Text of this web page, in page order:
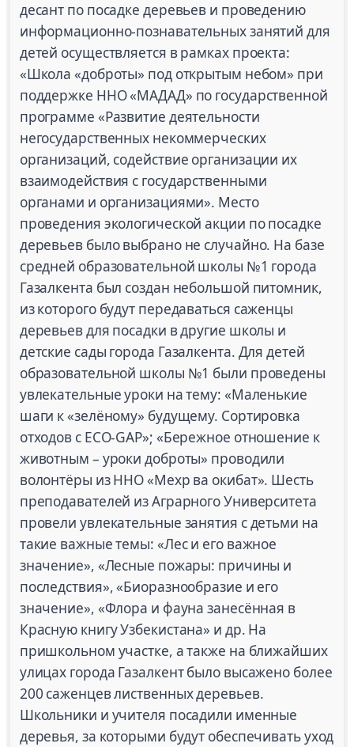
десант по посадке деревьев и проведению
информационно-познавательных занятий для
детей осуществляется в рамках проекта:
«Школа «доброты» под открытым небом» при
поддержке ННО «МАДАД» по государственной
программе «Развитие деятельности
негосударственных некоммерческих
организаций, содействие организации их
взаимодействия с государственными
органами и организациями». Место
проведения экологической акции по посадке
деревьев было выбрано не случайно. На базе
средней образовательной школы №1 города
Газалкента был создан небольшой питомник,
из которого будут передаваться саженцы
деревьев для посадки в другие школы и
детские сады города Газалкента. Для детей
образовательной школы №1 были проведены
увлекательные уроки на тему: «Маленькие
шаги к «зелёному» будущему. Сортировка
отходов с ECO-GAP»; «Бережное отношение к
животным – уроки доброты» проводили
волонтёры из ННО «Мехр ва окибат». Шесть
преподавателей из Аграрного Университета
провели увлекательные занятия с детьми на
такие важные темы: «Лес и его важное
значение», «Лесные пожары: причины и
последствия», «Биоразнообразие и его
значение», «Флора и фауна занесённая в
Красную книгу Узбекистана» и др. На
пришкольном участке, а также на ближайших
улицах города Газалкент было высажено более
200 саженцев лиственных деревьев.
Школьники и учителя посадили именные
деревья, за которыми будут обеспечивать уход